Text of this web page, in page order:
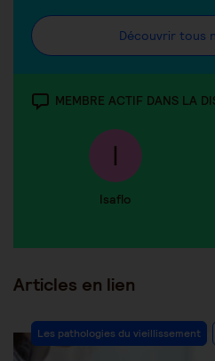
Découvrir tous
MEMBRE ACTIF DANS LA
Isaflo
Articles en lien
Les pathologies du vieillissement